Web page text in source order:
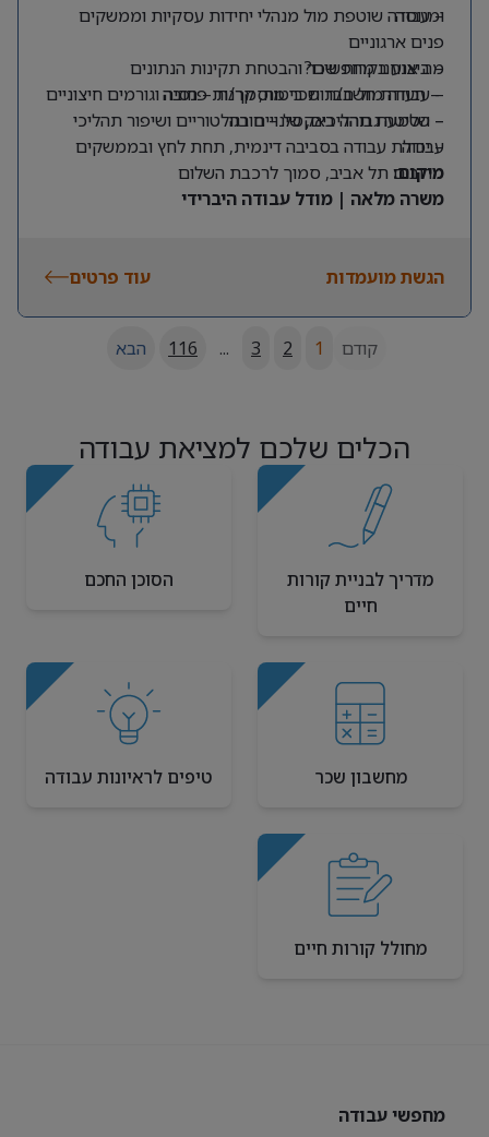
ומנוסה
– עבודה שוטפת מול מנהלי יחידות עסקיות וממשקים
פנים ארגוניים
– ביצוע בקרות שכר והבטחת תקינות הנתונים
– עבודה מול חברות ביטוח, קרנות פנסיה וגורמים חיצוניים
– הטמעת תהליכים, שינויים רגולטוריים ושיפור תהליכי
עבודה
מה אנחנו מחפשים?
– תעודת חשב/ת שכר מוסמך/ת – חובה
– שליטה גבוהה באקסל – חובה
– יכולת עבודה בסביבה דינמית, תחת לחץ ובממשקים
מרובים
מיקום: תל אביב, סמוך לרכבת השלום
משרה מלאה | מודל עבודה היברידי
הגשת מועמדות עוד פרטים
קודם 1
2
3
...
116 הבא
הכלים שלכם למציאת עבודה
מדריך לבניית קורות
חיים
הסוכן החכם
מחשבון שכר טיפים לראיונות עבודה
מחולל קורות חיים
מחפשי עבודה